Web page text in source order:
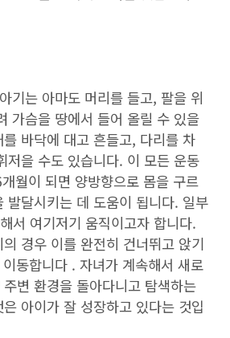
기는 아마도 머리를 들고, 팔을 위
가슴을 땅에서 들어 올릴 수 있을
바닥에 대고 흔들고, 다리를 차
저을 수도 있습니다. 이 모든 운동
월이 되면 양방향으로 몸을 구르
발달시키는 데 도움이 됩니다. 일부
서 여기저기 움직이고자 합니다.
경우 이를 완전히 건너뛰고 앉기
동합니다 . 자녀가 계속해서 새로
변 환경을 돌아다니고 탐색하는
아이가 잘 성장하고 있다는 것입